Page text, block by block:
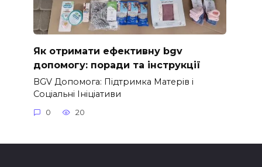
Як отримати ефективну bgv
допомогу: поради та інструкції
BGV Допомога: Підтримка Матерів і
Соціальні Ініціативи
0 20